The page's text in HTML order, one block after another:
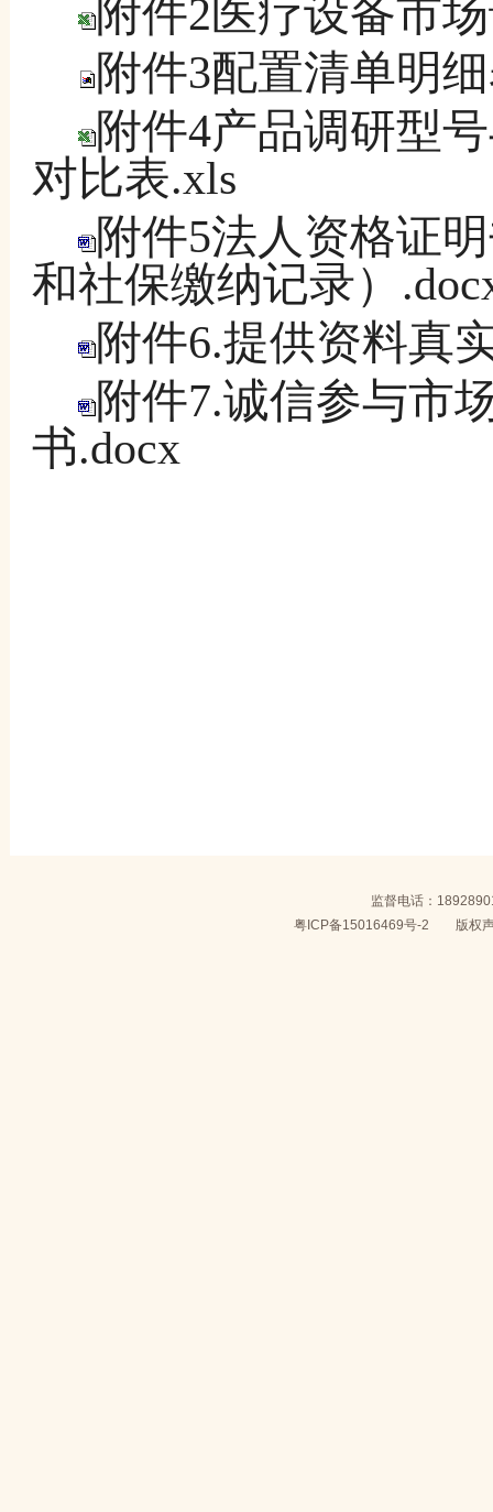
附件2医疗设备市
附件3配置清单明
附件4产品调研型
对比表.xls
附件5法人资格证
和社保缴纳记录）
附件6.提供资料真
附件7.诚信参与市
书.docx